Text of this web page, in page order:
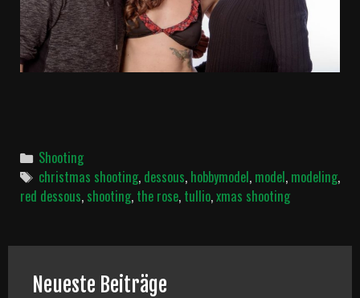
Categories
Shooting
Tags
christmas shooting, dessous, hobbymodel, model, modeling,
red dessous, shooting, the rose, tullio,xmas shooting
Neueste Beiträge